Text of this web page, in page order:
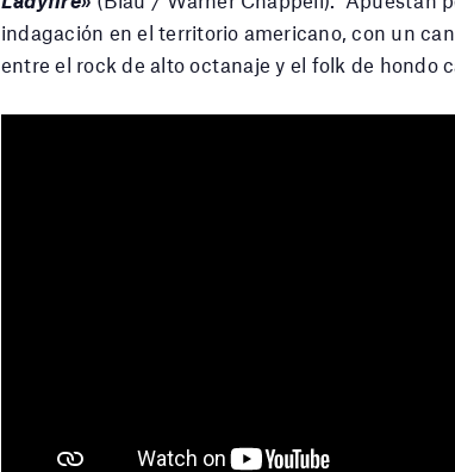
indagación en el territorio americano, con un
entre el rock de alto octanaje y el folk de hondo